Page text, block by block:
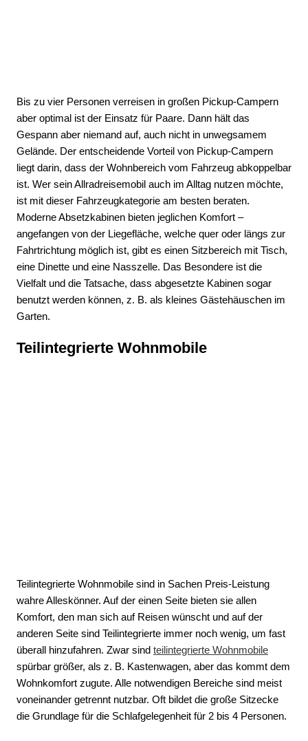
Bis zu vier Personen verreisen in großen Pickup-Campern
aber optimal ist der Einsatz für Paare. Dann hält das
Gespann aber niemand auf, auch nicht in unwegsamem
Gelände. Der entscheidende Vorteil von Pickup-Campern
liegt darin, dass der Wohnbereich vom Fahrzeug abkoppelbar
ist. Wer sein Allradreisemobil auch im Alltag nutzen möchte,
ist mit dieser Fahrzeugkategorie am besten beraten.
Moderne Absetzkabinen bieten jeglichen Komfort –
angefangen von der Liegefläche, welche quer oder längs zur
Fahrtrichtung möglich ist, gibt es einen Sitzbereich mit Tisch,
eine Dinette und eine Nasszelle. Das Besondere ist die
Vielfalt und die Tatsache, dass abgesetzte Kabinen sogar
benutzt werden können, z. B. als kleines Gästehäuschen im
Garten.
Teilintegrierte Wohnmobile
Teilintegrierte Wohnmobile sind in Sachen Preis-Leistung
wahre Alleskönner. Auf der einen Seite bieten sie allen
Komfort, den man sich auf Reisen wünscht und auf der
anderen Seite sind Teilintegrierte immer noch wenig, um fast
überall hinzufahren. Zwar sind teilintegrierte Wohnmobile
spürbar größer, als z. B. Kastenwagen, aber das kommt dem
Wohnkomfort zugute. Alle notwendigen Bereiche sind meist
voneinander getrennt nutzbar. Oft bildet die große Sitzecke
die Grundlage für die Schlafgelegenheit für 2 bis 4 Personen.